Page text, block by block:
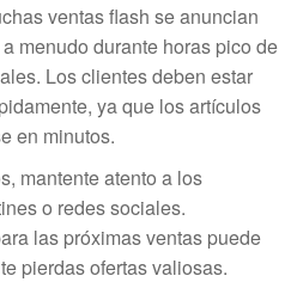
ventas flash se anuncian
menudo durante horas pico de
Los clientes deben estar
ya que los artículos
en minutos.
mantente atento a los
o redes sociales.
las próximas ventas puede
pierdas ofertas valiosas.